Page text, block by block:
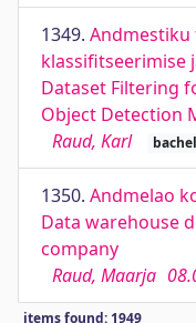
1349.
klassifitseerimise
Dataset Filtering
Object Detection
Raud, Karl
1350. Andmelao
Data warehouse
company
Raud, Maarja
items found: 1949